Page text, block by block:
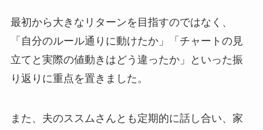
最初から大きなリターンを目指すのではなく、
「自分のルール通りに動けたか」「チャートの見
立てと実際の値動きはどう違ったか」といった振
り返りに重点を置きました。
また、夫のススムさんとも定期的に話し合い、家